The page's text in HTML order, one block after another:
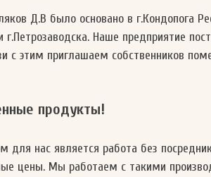
Д.В было основано в г.Кондопога
г.Петрозаводска. Наше предприятие
с этим приглашаем собственников
продукты!
для нас является работа без
цены. Мы работаем с такими